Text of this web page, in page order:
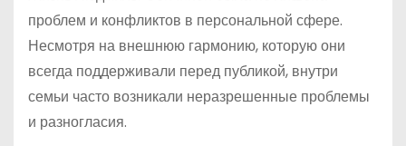
проблем и конфликтов в персональной сфере.
Несмотря на внешнюю гармонию, которую они
всегда поддерживали перед публикой, внутри
семьи часто возникали неразрешенные проблемы
и разногласия.